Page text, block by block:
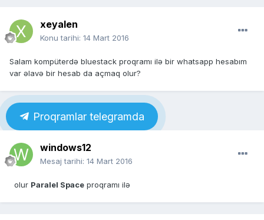
xeyalen
Konu tarihi: 14 Mart 2016
Salam kompüterdə bluestack proqramı ilə bir whatsapp hesabım
var əlavə bir hesab da açmaq olur?
Proqramlar telegramda
windows12
Mesaj tarihi: 14 Mart 2016
olur Paralel Space proqramı ilə